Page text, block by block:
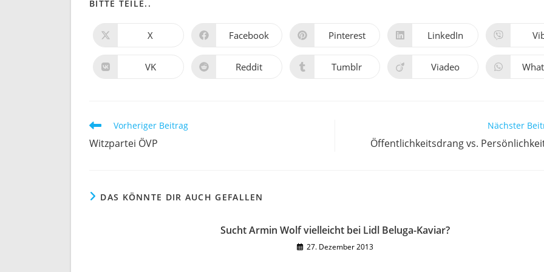
BITTE TEILE..
Öffnet
neuen
Fenster
X Öffnet
neuen
Fenster
Facebook Öffnet
neuen
Fenster
Pinterest Öffnet
neuen
Fenster
LinkedIn
Öffnet
VK Öffnet
Reddit Öffnet
Tumblr Öffnet
Viadeo
Weitere
ansehen
Vorheriger Beitrag
Witzpartei ÖVP
Nächster
Öffentlichkeitsdrang vs.
DAS KÖNNTE DIR AUCH GEFALLEN
Sucht Armin Wolf vielleicht bei Lidl Beluga-Kaviar?
27. Dezember 2013